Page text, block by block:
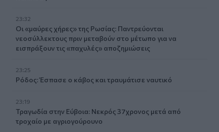
23:32
Οι «μαύρες χήρες» της Ρωσίας: Παντρεύονται
νεοσύλλεκτους πριν μεταβούν στο μέτωπο για να
εισπράξουν τις «παχυλές» αποζημιώσεις
23:25
Ρόδος: Έσπασε ο κάβος και τραυμάτισε ναυτικό
23:19
Τραγωδία στην Εύβοια: Νεκρός 37χρονος μετά από
τροχαίο με αγριογούρουνο